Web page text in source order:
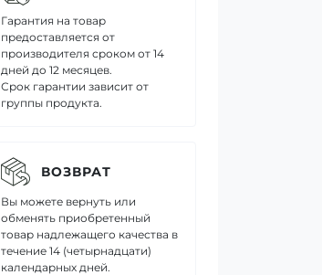
Гарантия на товар
предоставляется от
производителя сроком от 14
дней до 12 месяцев.
Срок гарантии зависит от
группы продукта.
ВОЗВРАТ
Вы можете вернуть или
обменять приобретенный
товар надлежащего качества в
течение 14 (четырнадцати)
календарных дней.